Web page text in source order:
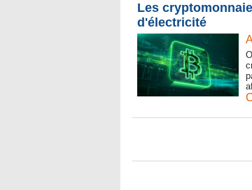
Les
d'électricité